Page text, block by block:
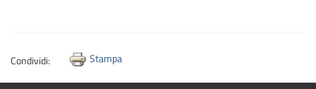
Condividi: Stampa